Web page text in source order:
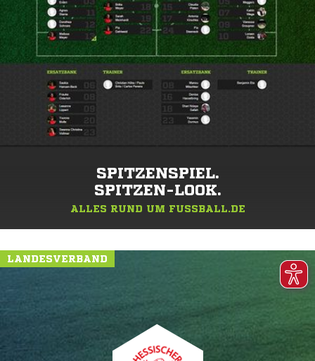
SPITZENSPIEL.
SPITZEN-LOOK.
ALLES RUND UM FUSSBALL.DE
LANDESVERBAND